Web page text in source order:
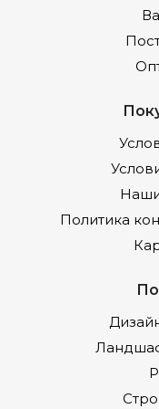
Политика